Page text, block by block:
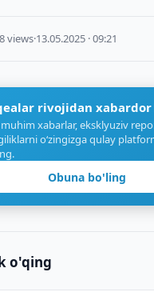
views·13.05.2025 · 09:21
rivojidan xabardor
muhim xabarlar, eksklyuziv
o‘zingizga qulay
Obuna bo'ling
o'qing